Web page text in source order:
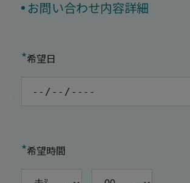
お問い合わせ内容詳細
*希望日
*希望時間